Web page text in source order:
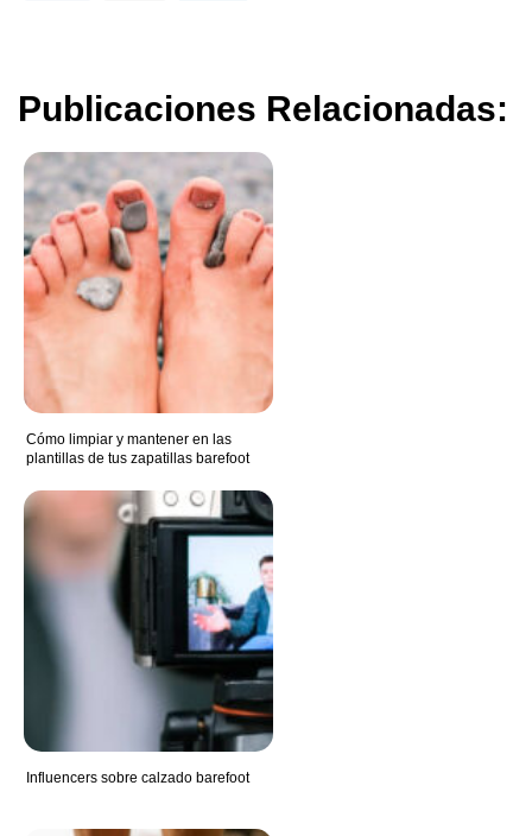
Publicaciones Relacionadas:
Cómo limpiar y mantener en las
plantillas de tus zapatillas barefoot
Influencers sobre calzado barefoot